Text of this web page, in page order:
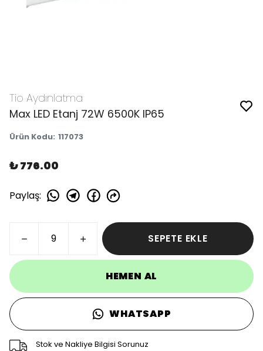
Tio Aydınlatma
Max LED Etanj 72W 6500K IP65
Ürün Kodu: 117073
₺ 776.00
Paylaş:
SEPETE EKLE
HEMEN AL
WHATSAPP
Stok ve Nakliye Bilgisi Sorunuz